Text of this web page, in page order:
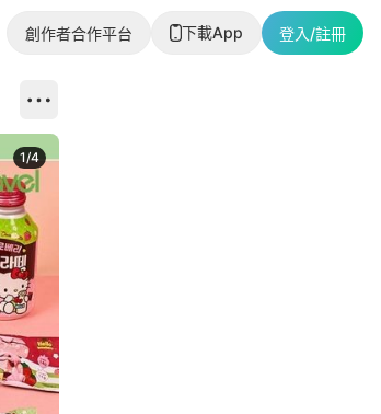
創作者合作平台 下載App 登入/註冊
1/4